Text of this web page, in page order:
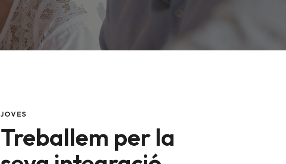
JOVES
Treballem per la